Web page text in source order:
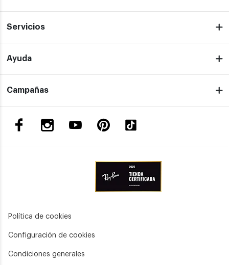
Servicios
Ayuda
Campañas
Política de cookies
Configuración de cookies
Condiciones generales